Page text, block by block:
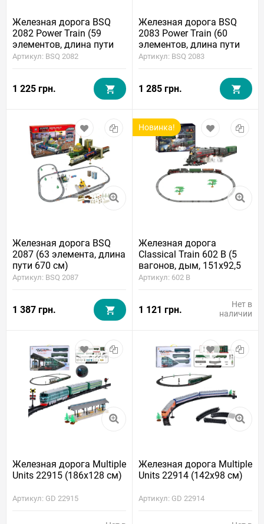
Железная дорога BSQ
2082 Power Train (59
элементов, длина пути
670 см)
Артикул: BSQ 2082
1 225 грн.
Железная дорога BSQ
2083 Power Train (60
элементов, длина пути
450 см)
Артикул: BSQ 2083
1 285 грн.
Железная дорога BSQ
2087 (63 элемента, длина
пути 670 см)
Артикул: BSQ 2087
1 387 грн.
Новинка!
Железная дорога
Classical Train 602 B (5
вагонов, дым, 151x92,5
см, аккумулятор)
Артикул: 602 B
1 121 грн.
Нет в
наличии
Железная дорога Multiple
Units 22915 (186x128 см)
Артикул: GD 22915
Железная дорога Multiple
Units 22914 (142x98 см)
Артикул: GD 22914